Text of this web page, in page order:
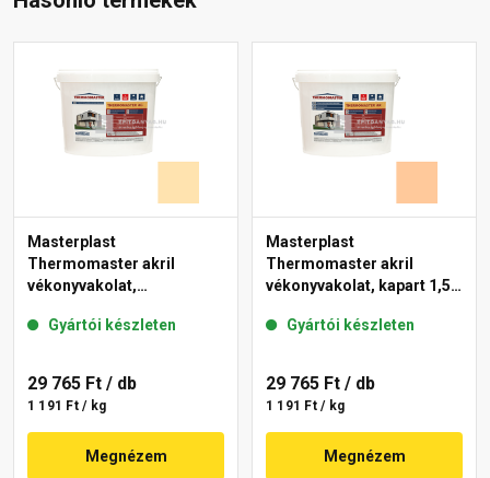
Masterplast
Thermomaster akril
vékonyvakolat,
01-E 25 kg
Gyártói készleten
29 765 Ft / db
1 191 Ft / kg
Megnézem
Masterplast
Thermomaster akril
vékonyvakolat, kapart 1,5
Gyártói készleten
29 765 Ft / db
1 191 Ft / kg
Megnézem